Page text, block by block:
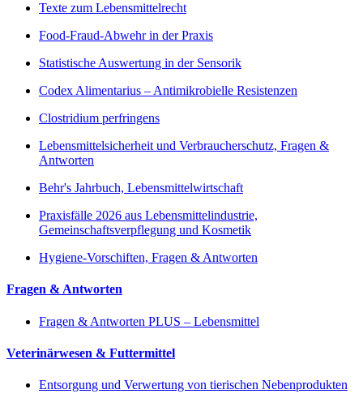
Texte zum Lebensmittelrecht
Food-Fraud-Abwehr in der Praxis
Statistische Auswertung in der Sensorik
Codex Alimentarius – Antimikrobielle Resistenzen
Clostridium perfringens
Lebensmittelsicherheit und Verbraucherschutz, Fragen &
Antworten
Behr's Jahrbuch, Lebensmittelwirtschaft
Praxisfälle 2026 aus Lebensmittelindustrie,
Gemeinschaftsverpflegung und Kosmetik
Hygiene-Vorschiften, Fragen & Antworten
Fragen & Antworten
Fragen & Antworten PLUS – Lebensmittel
Veterinärwesen & Futtermittel
Entsorgung und Verwertung von tierischen Nebenprodukten